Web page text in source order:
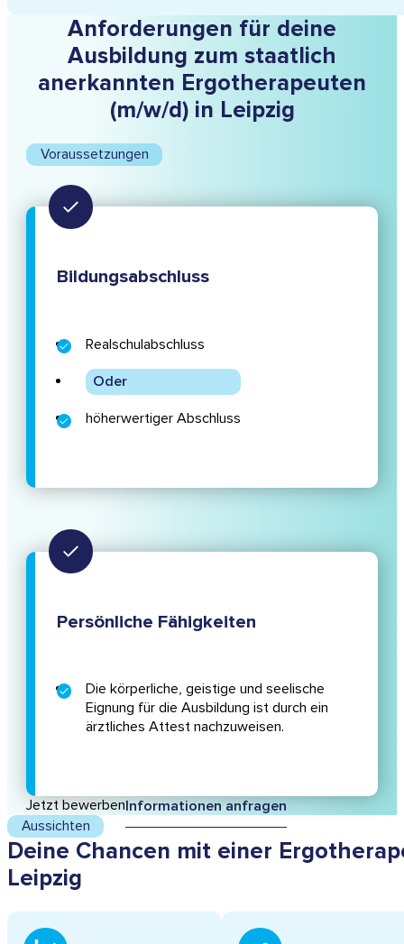
Anforderungen für deine
Ausbildung zum staatlich
anerkannten Ergotherapeuten
(m/w/d) in Leipzig
Voraussetzungen
Bildungsabschluss
Realschulabschluss
Oder
höherwertiger Abschluss
Persönliche Fähigkeiten
Die körperliche, geistige und seelische
Eignung für die Ausbildung ist durch ein
ärztliches Attest nachzuweisen.
Jetzt bewerbenInformationen anfragen
Aussichten
Deine Chancen mit einer
Leipzig